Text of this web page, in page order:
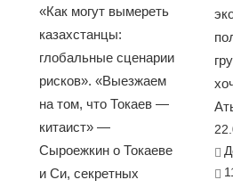
«Как могут вымереть
казахстанцы:
глобальные сценарии
рисков». «Выезжаем
на том, что Токаев —
китаист» —
Сыроежкин о Токаеве
и Си, секретных